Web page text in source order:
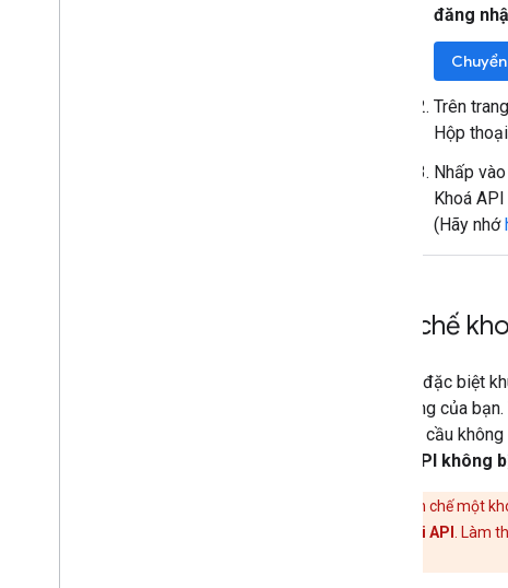
đăng
Trên trang
Hộp thoại
Nhấp vào
Khoá
(Hãy nhớ
Hạn chế
Google đặc biệt
ứng dụng của
các yêu cầu
khoá API không
Khi bạn hạn chế một
hạn chế đối với API
. Làm